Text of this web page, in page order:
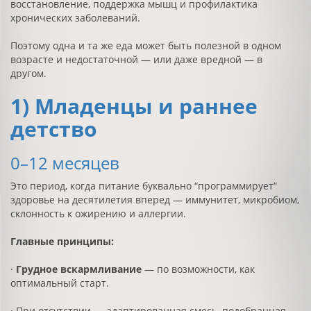
восстановление, поддержка мышц и профилактика
хронических заболеваний.
Поэтому одна и та же еда может быть полезной в одном
возрасте и недостаточной — или даже вредной — в
другом.
1) Младенцы и раннее
детство
0–12 месяцев
Это период, когда питание буквально “программирует”
здоровье на десятилетия вперед — иммунитет, микробиом,
склонность к ожирению и аллергии.
Главные принципы:
· Грудное вскармливание — по возможности, как
оптимальный старт.